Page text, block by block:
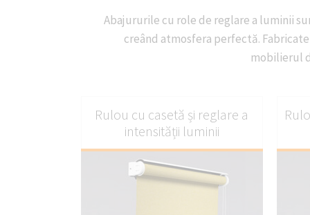
Abajururile cu role de reglare a luminii
creând atmosfera perfectă.
mobilierul
Rulou cu casetă și reglare a
intensității luminii